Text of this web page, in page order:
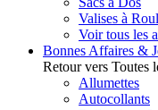
Valises à
Voir tous les
Bonnes Affaires &
Retour vers Toutes
Allumettes
Autocollants